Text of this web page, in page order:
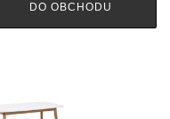
DO OBCHODU